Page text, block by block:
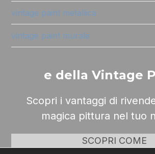
vintage paint metallica
vintage paint murale
e della Vintage
Scopri i vantaggi di
magica pittura nel tuo
SCOPRI COME